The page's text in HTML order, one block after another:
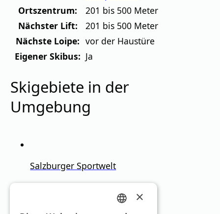
Ortszentrum:
201 bis 500 Meter
Nächster Lift:
201 bis 500 Meter
Nächste Loipe: vor der Haustüre
Eigener Skibus: Ja
Skigebiete in der
Umgebung
Salzburger Sportwelt
Salzburg900–2.188m250km
×